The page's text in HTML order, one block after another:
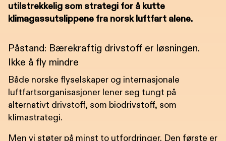
utilstrekkelig som strategi for å kutte
klimagassutslippene fra norsk luftfart alene.
Påstand: Bærekraftig drivstoff er løsningen.
Ikke å fly mindre
Både norske flyselskaper og internasjonale
luftfartsorganisasjoner lener seg tungt på
alternativt drivstoff, som biodrivstoff, som
klimastrategi.
Men vi støter på minst to utfordringer. Den første er